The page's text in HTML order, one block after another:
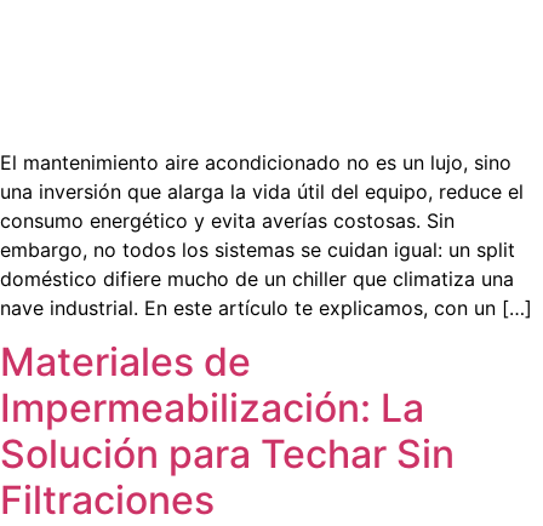
El mantenimiento aire acondicionado no es un lujo, sino
una inversión que alarga la vida útil del equipo, reduce el
consumo energético y evita averías costosas. Sin
embargo, no todos los sistemas se cuidan igual: un split
doméstico difiere mucho de un chiller que climatiza una
nave industrial. En este artículo te explicamos, con un […]
Materiales de
Impermeabilización: La
Solución para Techar Sin
Filtraciones